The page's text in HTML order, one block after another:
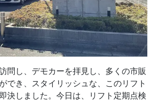
問し、デモカーを拝見し、多くの市販
でき、スタイリッシュな、このリフト
決しました。今日は、リフト定期点検